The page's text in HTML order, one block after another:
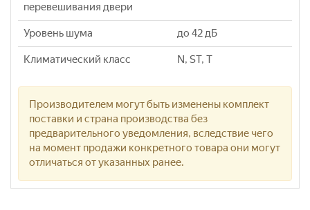
перевешивания двери
Уровень шума до 42 дБ
Климатический класс N, ST, T
Производителем могут быть изменены комплект
поставки и страна производства без
предварительного уведомления, вследствие чего
на момент продажи конкретного товара они могут
отличаться от указанных ранее.